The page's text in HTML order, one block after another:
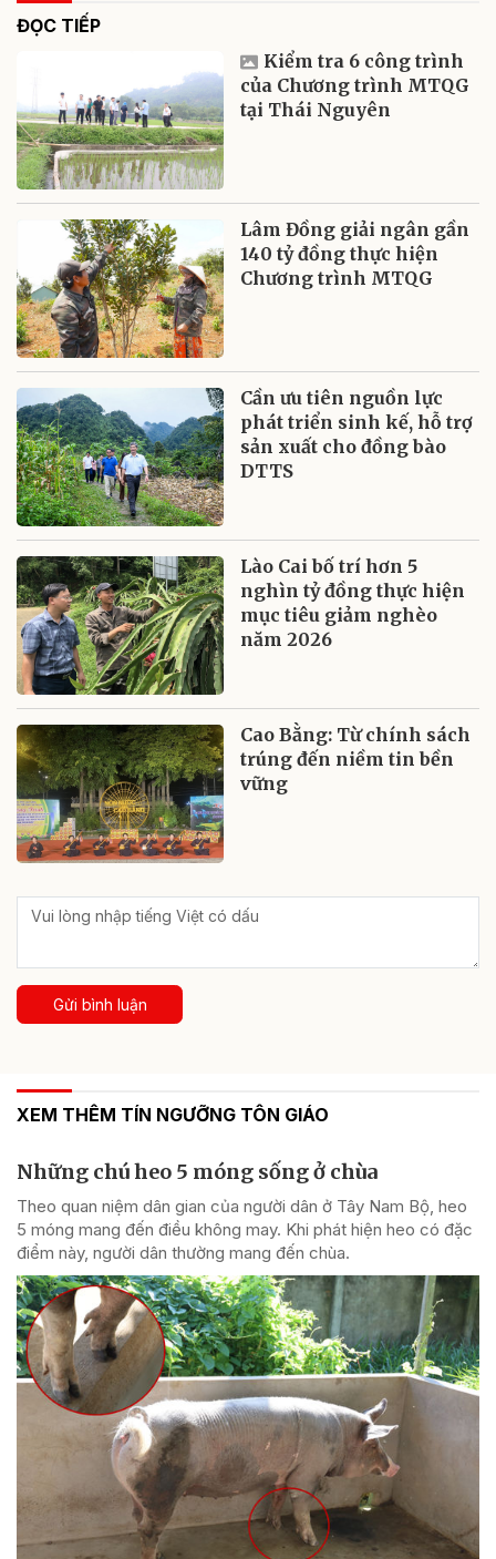
ĐỌC TIẾP
Kiểm tra 6 công trình
của Chương trình MTQG
tại Thái Nguyên
Lâm Đồng giải ngân gần
140 tỷ đồng thực hiện
Chương trình MTQG
Cần ưu tiên nguồn lực
phát triển sinh kế, hỗ trợ
sản xuất cho đồng bào
DTTS
Lào Cai bố trí hơn 5
nghìn tỷ đồng thực hiện
mục tiêu giảm nghèo
năm 2026
Cao Bằng: Từ chính sách
trúng đến niềm tin bền
vững
Gửi bình luận
XEM THÊM TÍN NGƯỠNG TÔN GIÁO
Những chú heo 5 móng sống ở chùa
Theo quan niệm dân gian của người dân ở Tây Nam Bộ, heo
5 móng mang đến điều không may. Khi phát hiện heo có đặc
điểm này, người dân thường mang đến chùa.